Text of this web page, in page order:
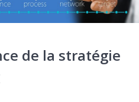
de la stratégie